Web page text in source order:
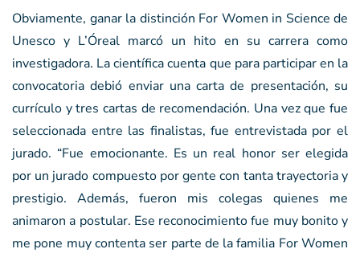
Obviamente, ganar la distinción For Women in Science de
Unesco y L’Óreal marcó un hito en su carrera como
investigadora. La científica cuenta que para participar en la
convocatoria debió enviar una carta de presentación, su
currículo y tres cartas de recomendación. Una vez que fue
seleccionada entre las finalistas, fue entrevistada por el
jurado. “Fue emocionante. Es un real honor ser elegida
por un jurado compuesto por gente con tanta trayectoria y
prestigio. Además, fueron mis colegas quienes me
animaron a postular. Ese reconocimiento fue muy bonito y
me pone muy contenta ser parte de la familia For Women